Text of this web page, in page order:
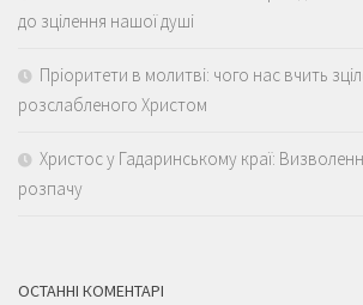
до зцілення нашої душі
Пріоритети в молитві: чого нас вчить
розслабленого Христом
Христос у Гадаринському краї:
розпачу
ОСТАННІ КОМЕНТАРІ